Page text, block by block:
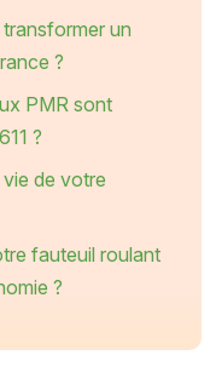
un
?
PMR sont
?
de votre
fauteuil roulant
?